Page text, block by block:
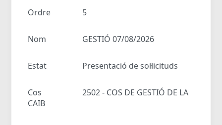
Ordre 5
Nom GESTIÓ 07/08/2026
Estat Presentació de sol·licituds
Cos
2502 - COS DE GESTIÓ DE LA
CAIB